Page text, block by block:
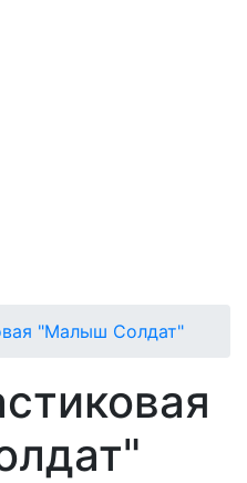
"Малыш Солдат"